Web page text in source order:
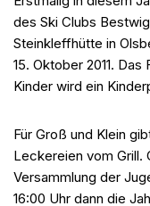
des Ski Clubs
Steinkleffhütte in
15. Oktober 2011.
Kinder wird ein
Für Groß und Klein
Leckereien vom Grill.
Versammlung der
16:00 Uhr dann die